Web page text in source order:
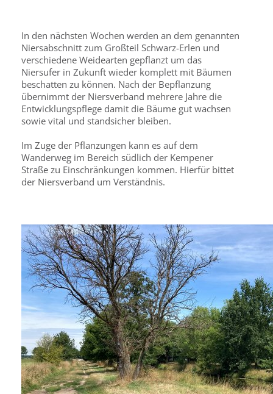
In den nächsten Wochen werden an dem genannten
Niersabschnitt zum Großteil Schwarz-Erlen und
verschiedene Weidearten gepflanzt um das
Niersufer in Zukunft wieder komplett mit Bäumen
beschatten zu können. Nach der Bepflanzung
übernimmt der Niersverband mehrere Jahre die
Entwicklungspflege damit die Bäume gut wachsen
sowie vital und standsicher bleiben.
Im Zuge der Pflanzungen kann es auf dem
Wanderweg im Bereich südlich der Kempener
Straße zu Einschränkungen kommen. Hierfür bittet
der Niersverband um Verständnis.